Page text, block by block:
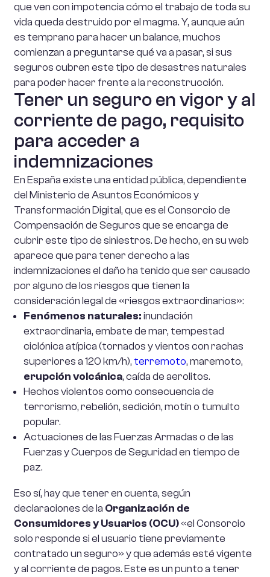
que ven con impotencia cómo el trabajo de toda su
vida queda destruido por el magma. Y, aunque aún
es temprano para hacer un balance, muchos
comienzan a preguntarse qué va a pasar, si sus
seguros cubren este tipo de desastres naturales
para poder hacer frente a la reconstrucción.
Tener un seguro en vigor y al
corriente de pago, requisito
para acceder a
indemnizaciones
En España existe una entidad pública, dependiente
del Ministerio de Asuntos Económicos y
Transformación Digital, que es el Consorcio de
Compensación de Seguros que se encarga de
cubrir este tipo de siniestros. De hecho, en su web
aparece que para tener derecho a las
indemnizaciones el daño ha tenido que ser causado
por alguno de los riesgos que tienen la
consideración legal de «riesgos extraordinarios»:
Fenómenos naturales:inundación
extraordinaria, embate de mar, tempestad
ciclónica atípica (tornados y vientos con rachas
superiores a 120 km/h), terremoto, maremoto,
erupción volcánica, caída de aerolitos.
Hechos violentos como consecuencia de
terrorismo, rebelión, sedición, motín o tumulto
popular.
Actuaciones de las Fuerzas Armadas o de las
Fuerzas y Cuerpos de Seguridad en tiempo de
paz.
Eso sí, hay que tener en cuenta, según
declaraciones de la Organización de
Consumidores y Usuarios (OCU)«el Consorcio
solo responde si el usuario tiene previamente
contratado un seguro» y que además esté vigente
y al corriente de pagos. Este es un punto a tener